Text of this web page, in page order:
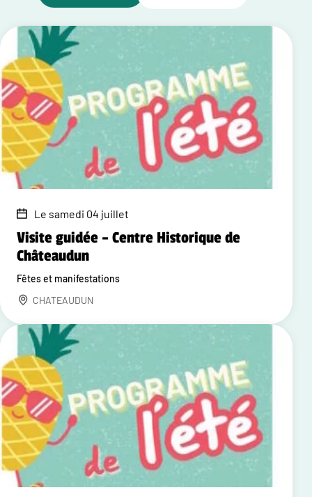
Le samedi 04 juillet
Visite guidée – Centre Historique de
Châteaudun
Fêtes et manifestations
CHATEAUDUN